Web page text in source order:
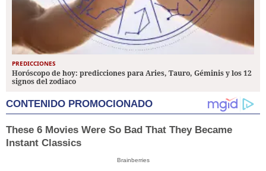
PREDICCIONES
Horóscopo de hoy: predicciones para Aries, Tauro, Géminis y los 12
signos del zodiaco
CONTENIDO PROMOCIONADO
These 6 Movies Were So Bad That They Became
Instant Classics
Brainberries